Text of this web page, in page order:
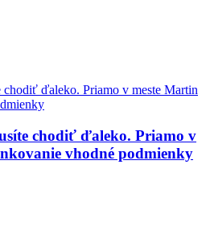
chodiť ďaleko. Priamo v
vhodné podmienky